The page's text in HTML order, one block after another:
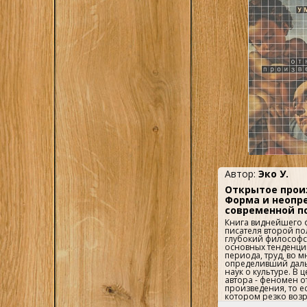
и определение
семиотики и
семиотики и
трактуются в
материале
современной
рекламы и пр.
полезна и чистым
кто на практике
средствами
Автор: Эко У.
Открытое
Форма и
современной
Книга виднейшего
писателя второй
глубокий
основных
периода, труд, во
определивший
наук о культуре. В
автора - феномен
произведения, то
котором резко
роль исполнителя,